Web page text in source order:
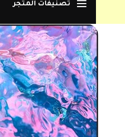
تصنيفات المتجر